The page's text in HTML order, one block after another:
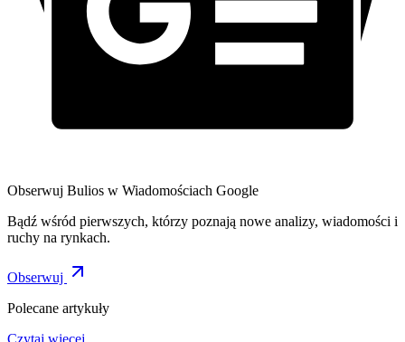
Obserwuj Bulios w Wiadomościach Google
Bądź wśród pierwszych, którzy poznają nowe analizy, wiadomości i
ruchy na rynkach.
Obserwuj
Polecane artykuły
Czytaj więcej